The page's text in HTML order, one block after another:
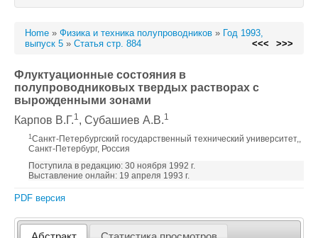
Home » Физика и техника полупроводников » Год 1993,
выпуск 5 » Статья стр. 884 <<< >>>
Флуктуационные состояния в
полупроводниковых твердых растворах с
вырожденными зонами
Карпов В.Г.1, Субашиев А.В.1
1 Санкт-Петербургский государственный технический университет,,
Санкт-Петербург, Россия
Поступила в редакцию: 30 ноября 1992 г.
Выставление онлайн: 19 апреля 1993 г.
PDF версия